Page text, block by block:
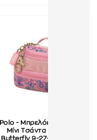
Polo - Μπρελόκ Clip & Zip,
Μίνι Τσάντα Ταξιδιού,
Butterfly 9-27-006-8464